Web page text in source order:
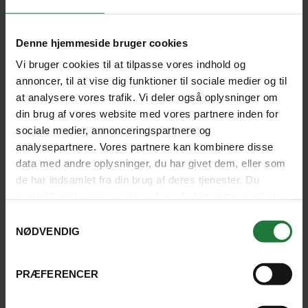
Denne hjemmeside bruger cookies
Vi bruger cookies til at tilpasse vores indhold og
annoncer, til at vise dig funktioner til sociale medier og til
at analysere vores trafik. Vi deler også oplysninger om
din brug af vores website med vores partnere inden for
sociale medier, annonceringspartnere og
analysepartnere. Vores partnere kan kombinere disse
data med andre oplysninger, du har givet dem, eller som
de har indsamlet fra din brug af deres tjenester. Du
NØDVENDIG
PRÆFERENCER
PALMA DE MALLORCA
Jan Feb Mar Apr
Dagtemperatur
Nedbør i mm.
Dagtemperatur 12° C 12° C 14° C
50 mm
BARCELONA